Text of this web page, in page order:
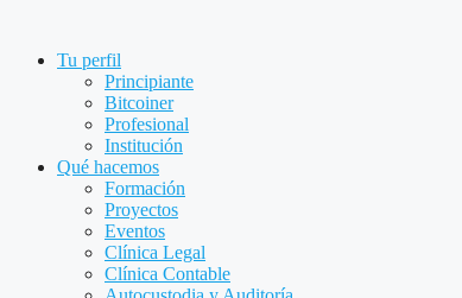
contenidoTu perfil
Principiante
Bitcoiner
Profesional
Institución
Qué hacemos
Formación
Proyectos
Eventos
Clínica Legal
Clínica Contable